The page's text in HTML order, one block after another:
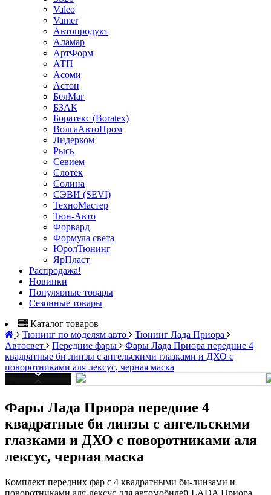
Valeo
Vamer
Автопродукт
Аламар
АртФорм
АТП
Асоми
Астон
БелМаг
БЗАК
Боратекс (Boratex)
ВолгаАвтоПром
Лидерком
Рысь
Севием
Слотек
Солина
СЭВИ (SEVI)
ТехноМастер
Тюн-Авто
Форвард
Формула света
ЮролТюнинг
ЯрПласт
Распродажа!
Новинки
Популярные товары
Сезонные товары
Каталог товаров
Тюнинг по моделям авто
Тюнинг Лада Приора
Автосвет
Передние фары
Фары Лада Приора передние 4
квадратные би линзы с ангельскими глазками и ДХО с
поворотниками аля лексус, черная маска
Фары Лада Приора передние 4
квадратные би линзы с ангельскими
глазками и ДХО с поворотниками аля
лексус, черная маска
Комплект передних фар с 4 квадратными би-линзами и
поворотниками аля-лексус для автомобилей LADA Приора.